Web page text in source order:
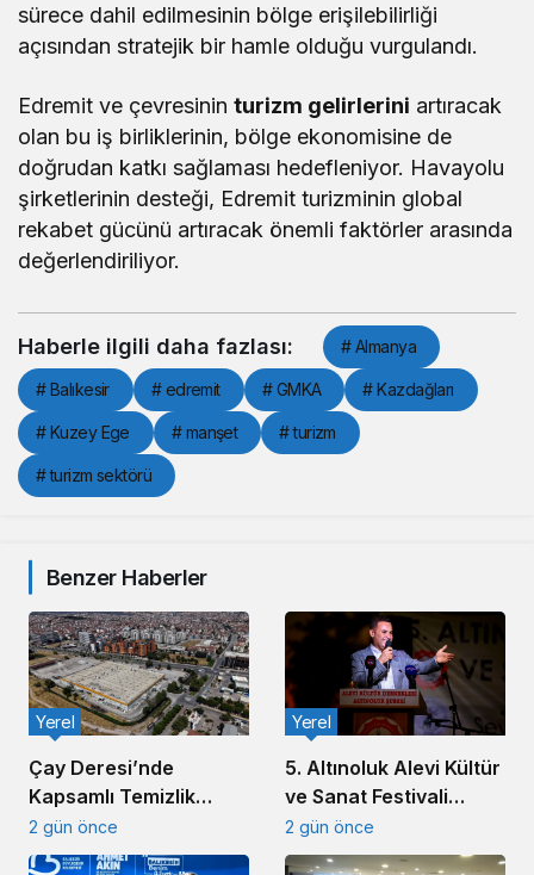
sürece dahil edilmesinin bölge erişilebilirliği
açısından stratejik bir hamle olduğu vurgulandı.
Edremit ve çevresininturizm gelirlerini artıracak
olan bu iş birliklerinin, bölge ekonomisine de
doğrudan katkı sağlaması hedefleniyor. Havayolu
şirketlerinin desteği, Edremit turizminin global
rekabet gücünü artıracak önemli faktörler arasında
değerlendiriliyor.
Haberle ilgili daha fazlası: # Almanya
# Balıkesir # edremit # GMKA # Kazdağları
# Kuzey Ege # manşet # turizm
# turizm sektörü
Benzer Haberler
Çay Deresi’nde
Kapsamlı Temizlik
Çalışması Başlatıldı
Yerel
2 gün önce
5. Altınoluk Alevi Kültür
ve Sanat Festivali
Başladı
Yerel
2 gün önce